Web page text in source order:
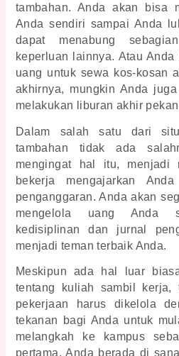
tambahan. Anda akan bisa
Anda sendiri sampai Anda
dapat menabung
keperluan lainnya. Atau
uang untuk sewa kos-kosan
akhirnya, mungkin Anda
melakukan liburan akhir
Dalam salah satu dari
tambahan tidak ada
mengingat hal itu, menjadi
bekerja mengajarkan
penganggaran. Anda akan
mengelola uang Anda
kedisiplinan dan jurnal
menjadi teman terbaik Anda.
Meskipun ada hal luar
tentang
kuliah sambil kerja,
pekerjaan harus dikelola
tekanan bagi Anda untuk
melangkah ke kampus
pertama. Anda berada di